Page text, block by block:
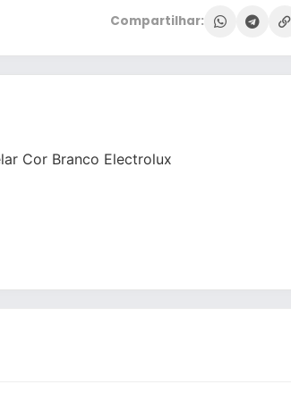
Compartilhar:
Cor Branco Electrolux